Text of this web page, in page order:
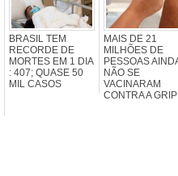
BRASIL TEM
RECORDE DE
MORTES EM 1 DIA
: 407; QUASE 50
MIL CASOS
MAIS DE 21
MILHÕES DE
PESSOAS
NÃO SE
VACINARAM
CONTRA A